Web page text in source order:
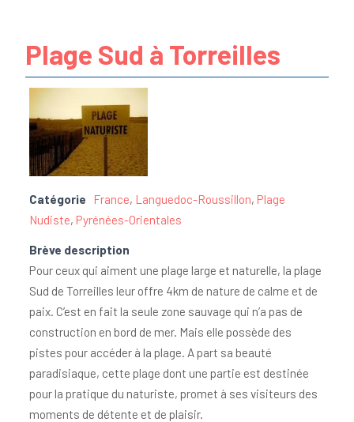
Plage Sud à Torreilles
Catégorie France, Languedoc-Roussillon, Plage
Nudiste, Pyrénées-Orientales
Brève description
Pour ceux qui aiment une plage large et naturelle, la plage
Sud de Torreilles leur offre 4km de nature de calme et de
paix. C’est en fait la seule zone sauvage qui n’a pas de
construction en bord de mer. Mais elle possède des
pistes pour accéder à la plage. A part sa beauté
paradisiaque, cette plage dont une partie est destinée
pour la pratique du naturiste, promet à ses visiteurs des
moments de détente et de plaisir.